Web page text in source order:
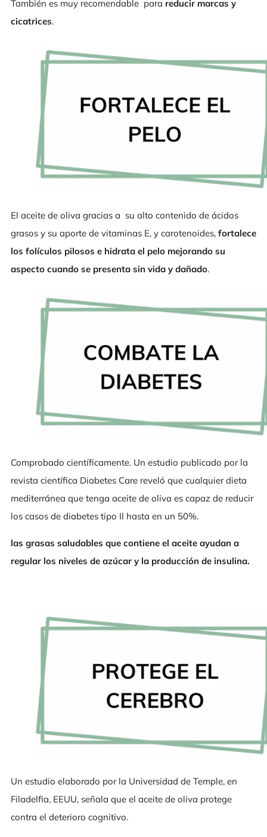
También es muy recomendable para reducir marcas y
cicatrices.
El aceite de oliva gracias a su alto contenido de ácidos
grasos y su aporte de vitaminas E, y carotenoides, fortalece
los folículos pilosos e hidrata el pelo mejorando su
aspecto cuando se presenta sin vida y dañado.
Comprobado científicamente. Un estudio publicado por la
revista científica Diabetes Care reveló que cualquier dieta
mediterránea que tenga aceite de oliva es capaz de reducir
los casos de diabetes tipo II hasta en un 50%.
las grasas saludables que contiene el aceite ayudan a
regular los niveles de azúcar y la producción de insulina.
Un estudio elaborado por la Universidad de Temple, en
Filadelfia, EEUU, señala que el aceite de oliva protege
contra el deterioro cognitivo.